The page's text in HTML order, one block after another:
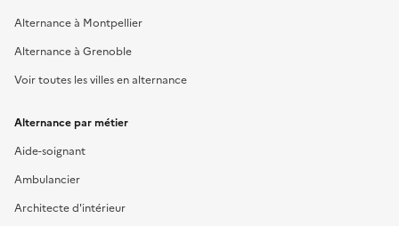
Alternance à Montpellier
Alternance à Grenoble
Voir toutes les villes en alternance
Alternance par métier
Aide-soignant
Ambulancier
Architecte d'intérieur